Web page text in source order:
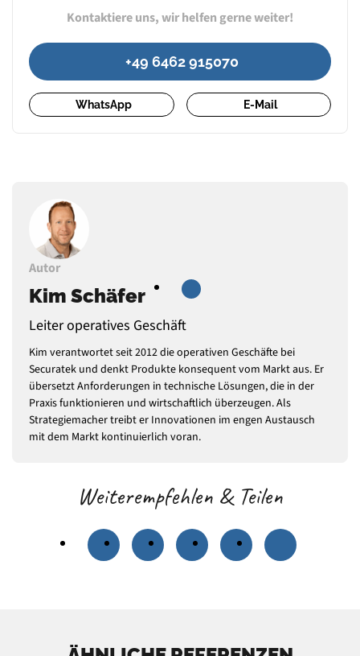
Kontaktiere uns, wir helfen gerne weiter!
+49 6462 915070
WhatsApp E-Mail
Autor
Kim Schäfer
Leiter operatives Geschäft
Kim verantwortet seit 2012 die operativen Geschäfte bei
Securatek und denkt Produkte konsequent vom Markt aus. Er
übersetzt Anforderungen in technische Lösungen, die in der
Praxis funktionieren und wirtschaftlich überzeugen. Als
Strategiemacher treibt er Innovationen im engen Austausch
mit dem Markt kontinuierlich voran.
Weiterempfehlen & Teilen